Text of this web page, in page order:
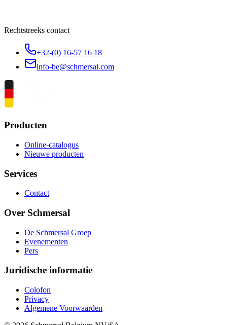
Rechtstreeks contact
+32-(0) 16-57 16 18
info-be@schmersal.com
Producten
Online-catalogus
Nieuwe producten
Services
Contact
Over Schmersal
De Schmersal Groep
Evenementen
Pers
Juridische informatie
Colofon
Privacy
Algemene Voorwaarden